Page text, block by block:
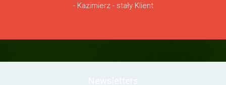
- Kazimierz - stały Klient